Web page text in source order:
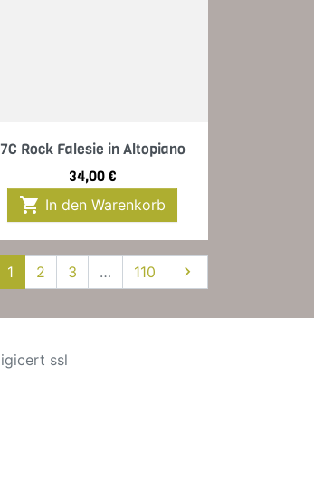
 Vorschau
7C Rock Falesie in Altopiano
Preis
34,00 €
 In den Warenkorb
1 2 3 … 110 Weiter
